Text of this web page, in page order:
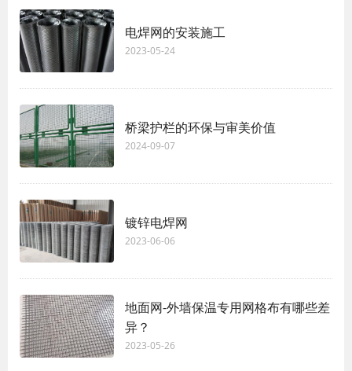
电焊网的安装施工
2023-05-24
桥梁护栏的环保与审美价值
2024-09-07
镀锌电焊网
2023-06-06
地面网-外墙保温专用网格布有哪些差
异？
2023-05-26